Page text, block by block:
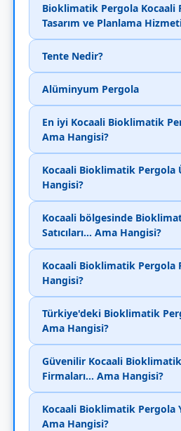
Bioklimatik Pergola Kocaali
Tasarım ve Planlama
Tente Nedir?
Alüminyum Pergola
En iyi Kocaali Bioklimatik
Ama Hangisi?
Kocaali Bioklimatik Pergola
Hangisi?
Kocaali bölgesinde
Satıcıları... Ama Hangisi?
Kocaali Bioklimatik Pergola
Hangisi?
Türkiye'deki Bioklimatik
Ama Hangisi?
Güvenilir Kocaali
Firmaları... Ama Hangisi?
Kocaali Bioklimatik Pergola
Ama Hangisi?